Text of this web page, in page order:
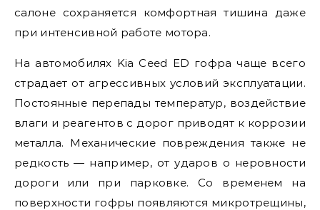
салоне сохраняется комфортная тишина даже
при интенсивной работе мотора.
На автомобилях Kia Ceed ED гофра чаще всего
страдает от агрессивных условий эксплуатации.
Постоянные перепады температур, воздействие
влаги и реагентов с дорог приводят к коррозии
металла. Механические повреждения также не
редкость — например, от ударов о неровности
дороги или при парковке. Со временем на
поверхности гофры появляются микротрещины,